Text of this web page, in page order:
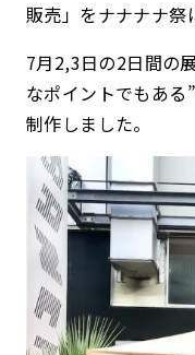
販売」をナナナナ祭
7月2,3日の2日間の
なポイントでもある
制作しました。